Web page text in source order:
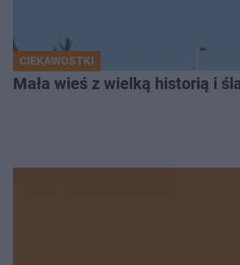
CIEKAWOSTKI
Mała wieś z wielką historią i